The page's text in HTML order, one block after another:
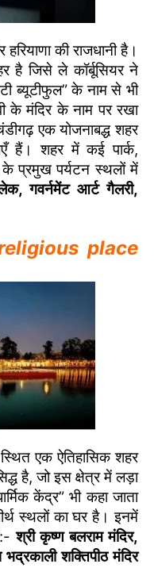
की राजधानी है।
जिसे ले कॉर्बूसियर ने
ब्यूटीफुल” के नाम से भी
के मंदिर के नाम पर रखा
एक योजनाबद्ध शहर
हैं। शहर में कई पार्क,
प्रमुख पर्यटन स्थलों में
गवर्नमेंट आर्ट गैलरी,
religious place
एक ऐतिहासिक शहर
है, जो इस क्षेत्र में लड़ा
केंद्र” भी कहा जाता
स्थलों का घर है। इनमें
श्री कृष्ण बलराम मंदिर,
शक्तिपीठ मंदिर